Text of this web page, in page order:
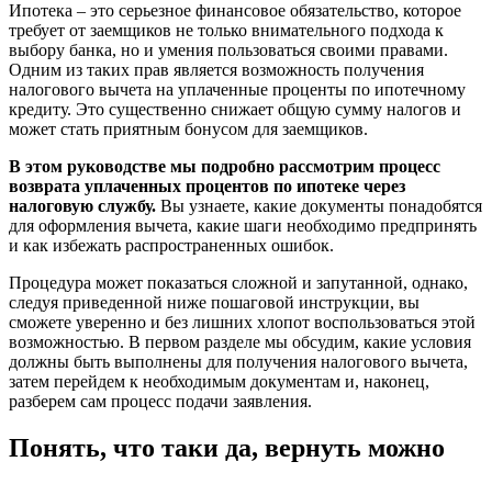
Ипотека – это серьезное финансовое обязательство, которое
требует от заемщиков не только внимательного подхода к
выбору банка, но и умения пользоваться своими правами.
Одним из таких прав является возможность получения
налогового вычета на уплаченные проценты по ипотечному
кредиту. Это существенно снижает общую сумму налогов и
может стать приятным бонусом для заемщиков.
В этом руководстве мы подробно рассмотрим процесс
возврата уплаченных процентов по ипотеке через
налоговую службу. Вы узнаете, какие документы понадобятся
для оформления вычета, какие шаги необходимо предпринять
и как избежать распространенных ошибок.
Процедура может показаться сложной и запутанной, однако,
следуя приведенной ниже пошаговой инструкции, вы
сможете уверенно и без лишних хлопот воспользоваться этой
возможностью. В первом разделе мы обсудим, какие условия
должны быть выполнены для получения налогового вычета,
затем перейдем к необходимым документам и, наконец,
разберем сам процесс подачи заявления.
Понять, что таки да, вернуть можно